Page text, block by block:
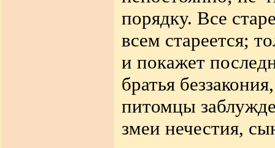
порядку. Все
всем стареется;
и покажет
братья
питомцы
змеи нечестия,